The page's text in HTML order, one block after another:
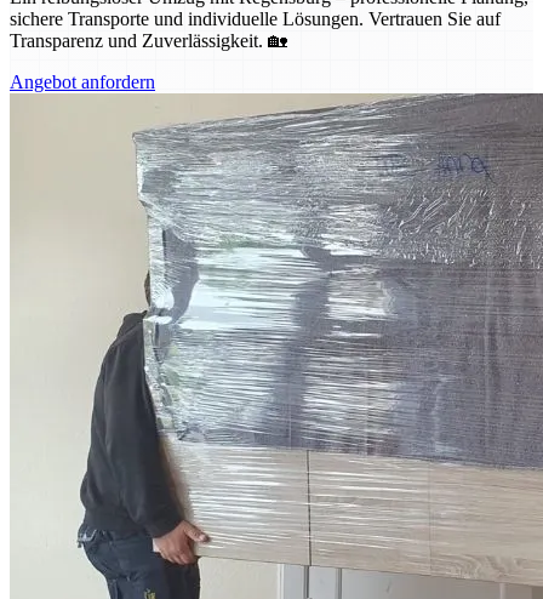
sichere Transporte und individuelle Lösungen. Vertrauen Sie auf
Transparenz und Zuverlässigkeit. 🏡
Angebot anfordern